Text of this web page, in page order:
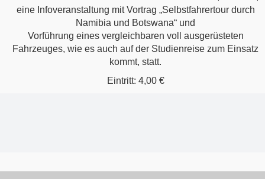
eine Infoveranstaltung mit Vortrag „Selbstfahrertour durch
Namibia und Botswana“ und
Vorführung eines vergleichbaren voll ausgerüsteten
Fahrzeuges, wie es auch auf der Studienreise zum Einsatz
kommt, statt.
Eintritt: 4,00 €